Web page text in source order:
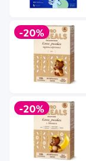
-20%
-20%